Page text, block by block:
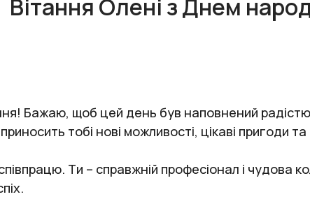
Вітання Олені з Днем
Бажаю, щоб цей день був наповнений
тобі нові можливості, цікаві пригоди
Ти – справжній професіонал і чудова